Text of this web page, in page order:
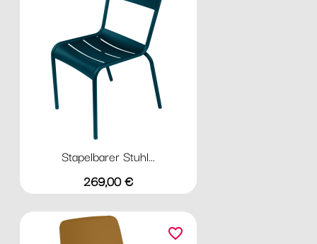
Stapelbarer Stuhl...
Preis
269,00 €
favorite_border